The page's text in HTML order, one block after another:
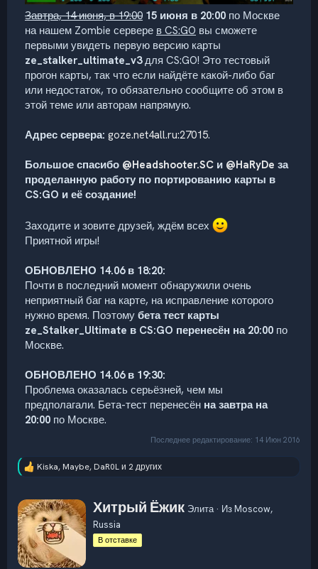
Завтра, 14 июня, в 19:00 15 июня в 20:00 по Москве
на нашем Zombie сервере в CS:GO вы сможете
первыми увидеть первую версию карты
ze_stalker_ultimate_v3для CS:GO! Это тестовый
прогон карты, так что если найдёте какой-либо баг
или недостаток, то обязательно сообщите об этом в
этой теме или авторам напрямую.
Адрес сервера: goze.net4all.ru:27015.
Большое спасибо @Headshooter.SC и @HaRyDe за
проделанную работу по портированию карты в
CS:GO и её создание!
Заходите и зовите друзей, ждём всех
Приятной игры!
ОБНОВЛЕНО 14.06 в 18:20:
Почти в последний момент обнаружили очень
неприятный баг на карте, на исправление которого
нужно время. Поэтому бета тест карты
ze_Stalker_Ultimate в CS:GO перенесён на 20:00 по
Москве.
ОБНОВЛЕНО 14.06 в 19:30:
Проблема оказалась серьёзней, чем мы
предполагали. Бета-тест перенесён на завтра на
20:00 по Москве.
Последнее редактирование: 14 Июн 2016
Р
к
ц
и
:
Kiska, Maybe, DaR0Lи 2 других
А
в
т
Хитрый Ёжик Элита · ИзMoscow,
Russia
В отставке